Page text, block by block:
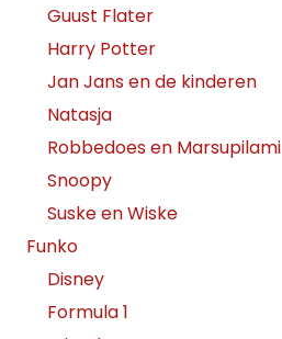
Guust Flater
Harry Potter
Jan Jans en de kinderen
Natasja
Robbedoes en Marsupilami
Snoopy
Suske en Wiske
Funko
Disney
Formula 1